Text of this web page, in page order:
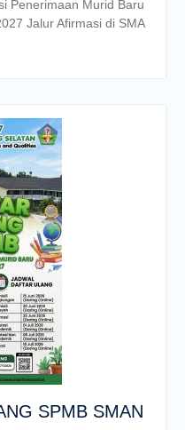
Penerimaan Murid Baru
Jalur Afirmasi di SMA
SPMB SMAN